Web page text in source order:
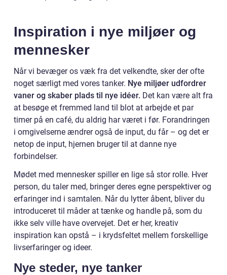
Inspiration i nye miljøer og
mennesker
Når vi bevæger os væk fra det velkendte, sker der ofte
noget særligt med vores tanker. Nye miljøer udfordrer
vaner og skaber plads til nye idéer. Det kan være alt fra
at besøge et fremmed land til blot at arbejde et par
timer på en café, du aldrig har været i før. Forandringen
i omgivelserne ændrer også de input, du får – og det er
netop de input, hjernen bruger til at danne nye
forbindelser.
Mødet med mennesker spiller en lige så stor rolle. Hver
person, du taler med, bringer deres egne perspektiver og
erfaringer ind i samtalen. Når du lytter åbent, bliver du
introduceret til måder at tænke og handle på, som du
ikke selv ville have overvejet. Det er her, kreativ
inspiration kan opstå – i krydsfeltet mellem forskellige
livserfaringer og ideer.
Nye steder, nye tanker